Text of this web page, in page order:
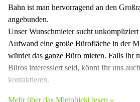
Bahn ist man hervorragend an den
angebunden.
Unser Wunschmieter sucht
Aufwand eine große Bürofläche in der
würdet das ganze Büro mieten. Falls ihr
Büros interessiert seid, könnt Ihr uns
kontaktieren.
Mehr über das Mietobjekt lesen